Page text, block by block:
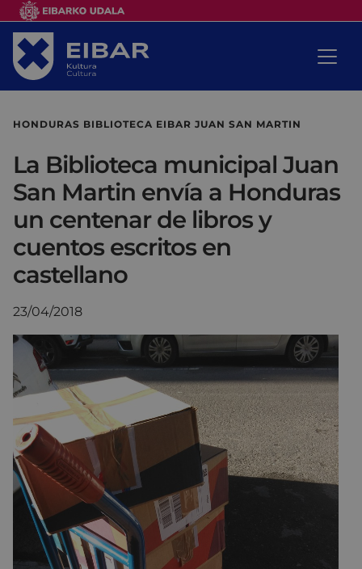
HONDURAS BIBLIOTECA EIBAR JUAN SAN MARTIN
La Biblioteca municipal Juan
San Martin envía a Honduras
un centenar de libros y
cuentos escritos en
castellano
23/04/2018